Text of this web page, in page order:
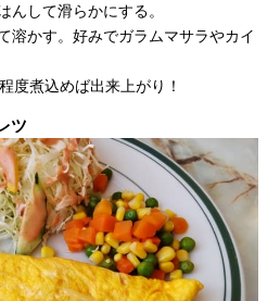
して滑らかにする。
溶かす。好みでガラムマサラやカイ
度煮込めば出来上がり！
ツ